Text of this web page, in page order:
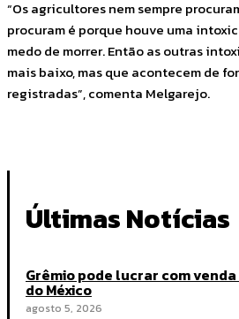
“Os agricultores nem sempre
procuram é porque houve uma
medo de morrer. Então as outras
mais baixo, mas que acontecem de
registradas”, comenta Melgarejo.
Últimas Notícias
Grêmio pode lucrar com
do México
agosto 5, 2026